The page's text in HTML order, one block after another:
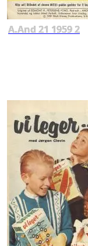
A.And 21 1959 2